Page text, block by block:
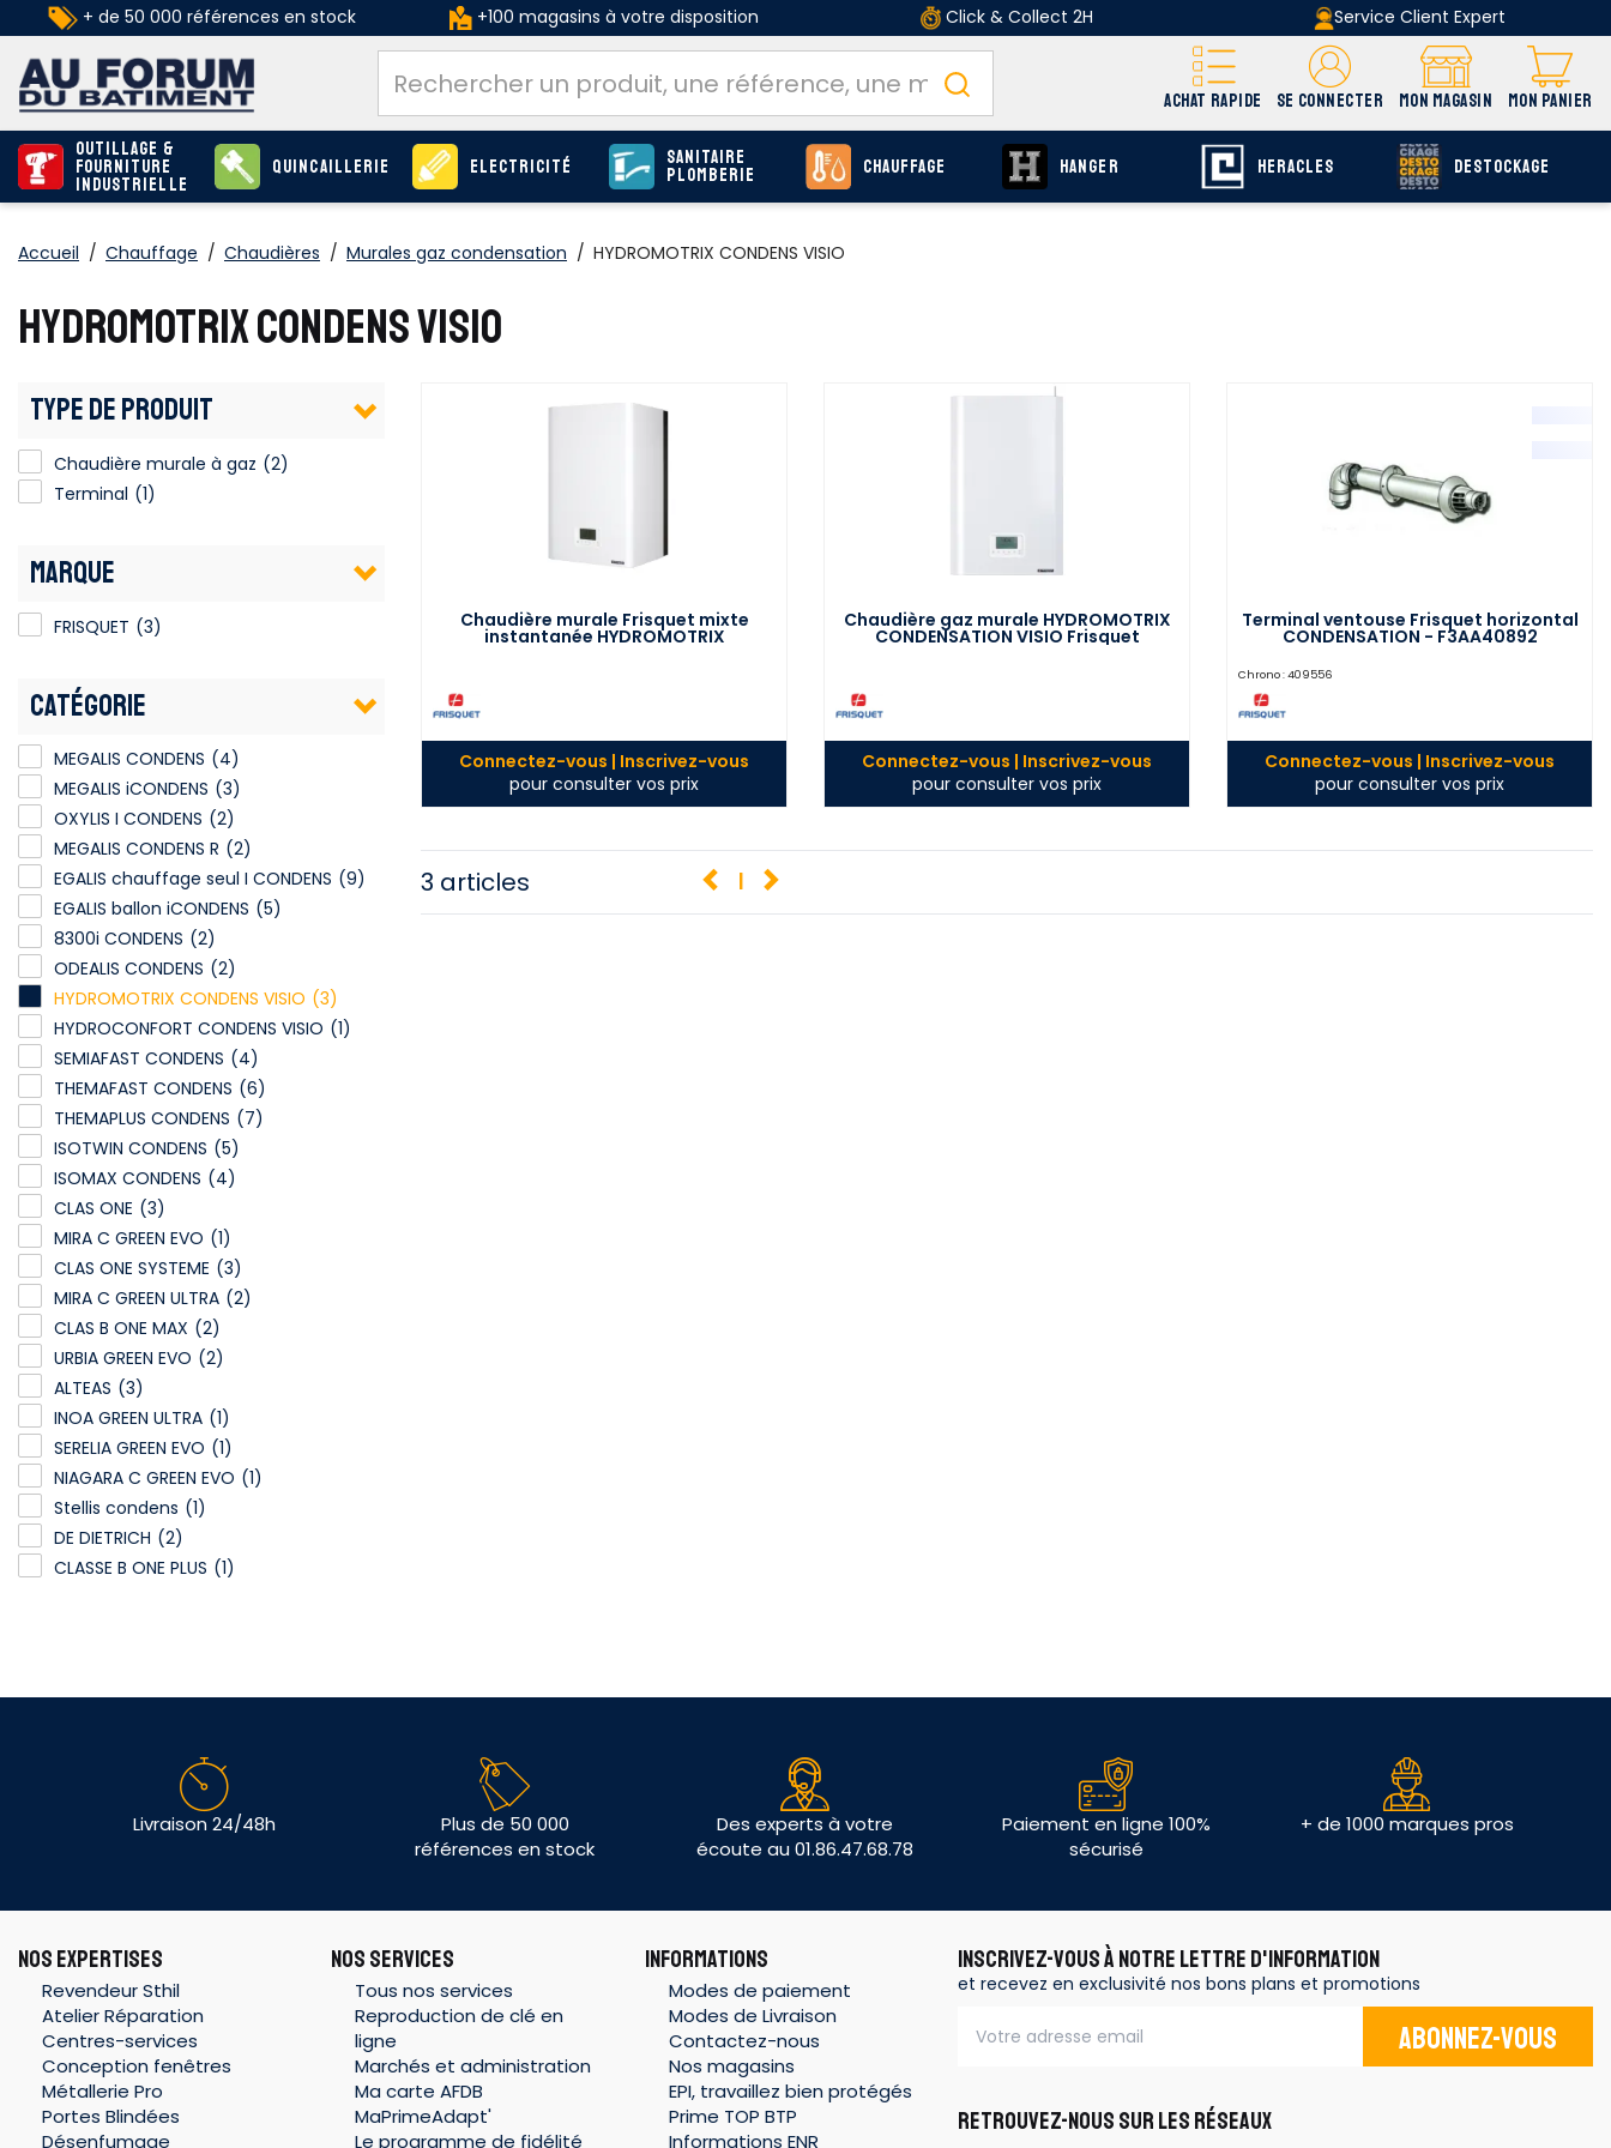
+ de 50 000 références en stock +100 magasins à votre disposition Click & Collect 2H Service Client Expert
ACHAT RAPIDE SE CONNECTER MON MAGASIN MON PANIER
Outillage &
Fourniture
industrielle
Quincaillerie Electricité Sanitaire
Plomberie Chauffage HANGER HERACLES DESTOCKAGE
Accueil / Chauffage / Chaudières / Murales gaz condensation / HYDROMOTRIX CONDENS VISIO
HYDROMOTRIX CONDENS VISIO
TYPE DE PRODUIT
Chaudière murale à gaz (2)
Terminal (1)
MARQUE
FRISQUET (3)
CATÉGORIE
MEGALIS CONDENS (4)
MEGALIS iCONDENS (3)
OXYLIS I CONDENS (2)
MEGALIS CONDENS R (2)
EGALIS chauffage seul I CONDENS (9)
EGALIS ballon iCONDENS (5)
8300i CONDENS (2)
ODEALIS CONDENS (2)
HYDROMOTRIX CONDENS VISIO (3)
HYDROCONFORT CONDENS VISIO (1)
SEMIAFAST CONDENS (4)
THEMAFAST CONDENS (6)
THEMAPLUS CONDENS (7)
ISOTWIN CONDENS (5)
ISOMAX CONDENS (4)
CLAS ONE (3)
MIRA C GREEN EVO (1)
CLAS ONE SYSTEME (3)
MIRA C GREEN ULTRA (2)
CLAS B ONE MAX (2)
URBIA GREEN EVO (2)
ALTEAS (3)
INOA GREEN ULTRA (1)
SERELIA GREEN EVO (1)
NIAGARA C GREEN EVO (1)
Stellis condens (1)
DE DIETRICH (2)
CLASSE B ONE PLUS (1)
Chaudière murale Frisquet mixte
instantanée HYDROMOTRIX
Connectez-vous | Inscrivez-vous
pour consulter vos prix
Chaudière gaz murale HYDROMOTRIX
CONDENSATION VISIO Frisquet
Connectez-vous | Inscrivez-vous
pour consulter vos prix
Terminal ventouse Frisquet horizontal
CONDENSATION - F3AA40892
Chrono :409556
Connectez-vous | Inscrivez-vous
pour consulter vos prix
3 articles 1
Livraison 24/48h
Plus de 50 000
références en stock
Des experts à votre
écoute au 01.86.47.68.78
Paiement en ligne 100%
sécurisé
+ de 1000 marques pros
NOS EXPERTISES
Revendeur Sthil
Atelier Réparation
Centres-services
Conception fenêtres
Métallerie Pro
Portes Blindées
Désenfumage
NOS SERVICES
Tous nos services
Reproduction de clé en
ligne
Marchés et administration
Ma carte AFDB
MaPrimeAdapt'
Le programme de fidélité
INFORMATIONS
Modes de paiement
Modes de Livraison
Contactez-nous
Nos magasins
EPI, travaillez bien protégés
Prime TOP BTP
Informations ENR
INSCRIVEZ-VOUS À NOTRE LETTRE D'INFORMATION
et recevez en exclusivité nos bons plans et promotions
Abonnez-vous
RETROUVEZ-NOUS SUR LES RÉSEAUX